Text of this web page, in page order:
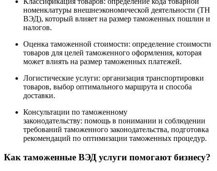
номенклатуры внешнеэкономической деятельности (ТН
ВЭД), который влияет на размер таможенных пошлин и
налогов.
Оценка таможенной стоимости: определение стоимости
товаров для целей таможенного оформления, которая
может влиять на размер таможенных платежей.
Логистические услуги: организация транспортировки
товаров, выбор оптимального маршрута и способа
доставки.
Консультации по таможенному
законодательству: помощь в понимании и соблюдении
требований таможенного законодательства, подготовка
рекомендаций по оптимизации таможенных процедур.
Как таможенные ВЭД услуги помогают бизнесу?